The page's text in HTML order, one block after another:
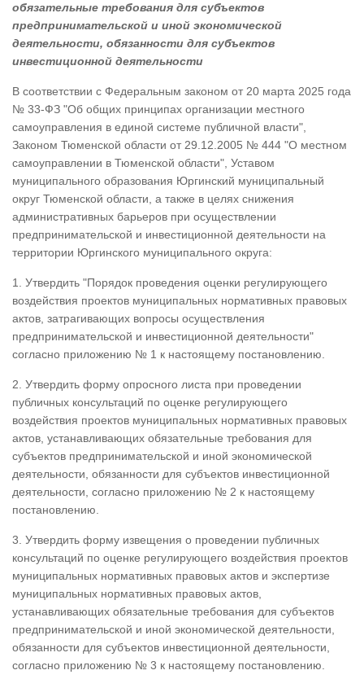
обязательные требования для субъектов
предпринимательской и иной экономической
деятельности, обязанности для субъектов
инвестиционной деятельности
В соответствии с Федеральным законом от 20 марта 2025 года
№ 33-ФЗ "Об общих принципах организации местного
самоуправления в единой системе публичной власти",
Законом Тюменской области от 29.12.2005 № 444 "О местном
самоуправлении в Тюменской области", Уставом
муниципального образования Юргинский муниципальный
округ Тюменской области, а также в целях снижения
административных барьеров при осуществлении
предпринимательской и инвестиционной деятельности на
территории Юргинского муниципального округа:
1. Утвердить "Порядок проведения оценки регулирующего
воздействия проектов муниципальных нормативных правовых
актов, затрагивающих вопросы осуществления
предпринимательской и инвестиционной деятельности"
согласно приложению № 1 к настоящему постановлению.
2. Утвердить форму опросного листа при проведении
публичных консультаций по оценке регулирующего
воздействия проектов муниципальных нормативных правовых
актов, устанавливающих обязательные требования для
субъектов предпринимательской и иной экономической
деятельности, обязанности для субъектов инвестиционной
деятельности, согласно приложению № 2 к настоящему
постановлению.
3. Утвердить форму извещения о проведении публичных
консультаций по оценке регулирующего воздействия проектов
муниципальных нормативных правовых актов и экспертизе
муниципальных нормативных правовых актов,
устанавливающих обязательные требования для субъектов
предпринимательской и иной экономической деятельности,
обязанности для субъектов инвестиционной деятельности,
согласно приложению № 3 к настоящему постановлению.